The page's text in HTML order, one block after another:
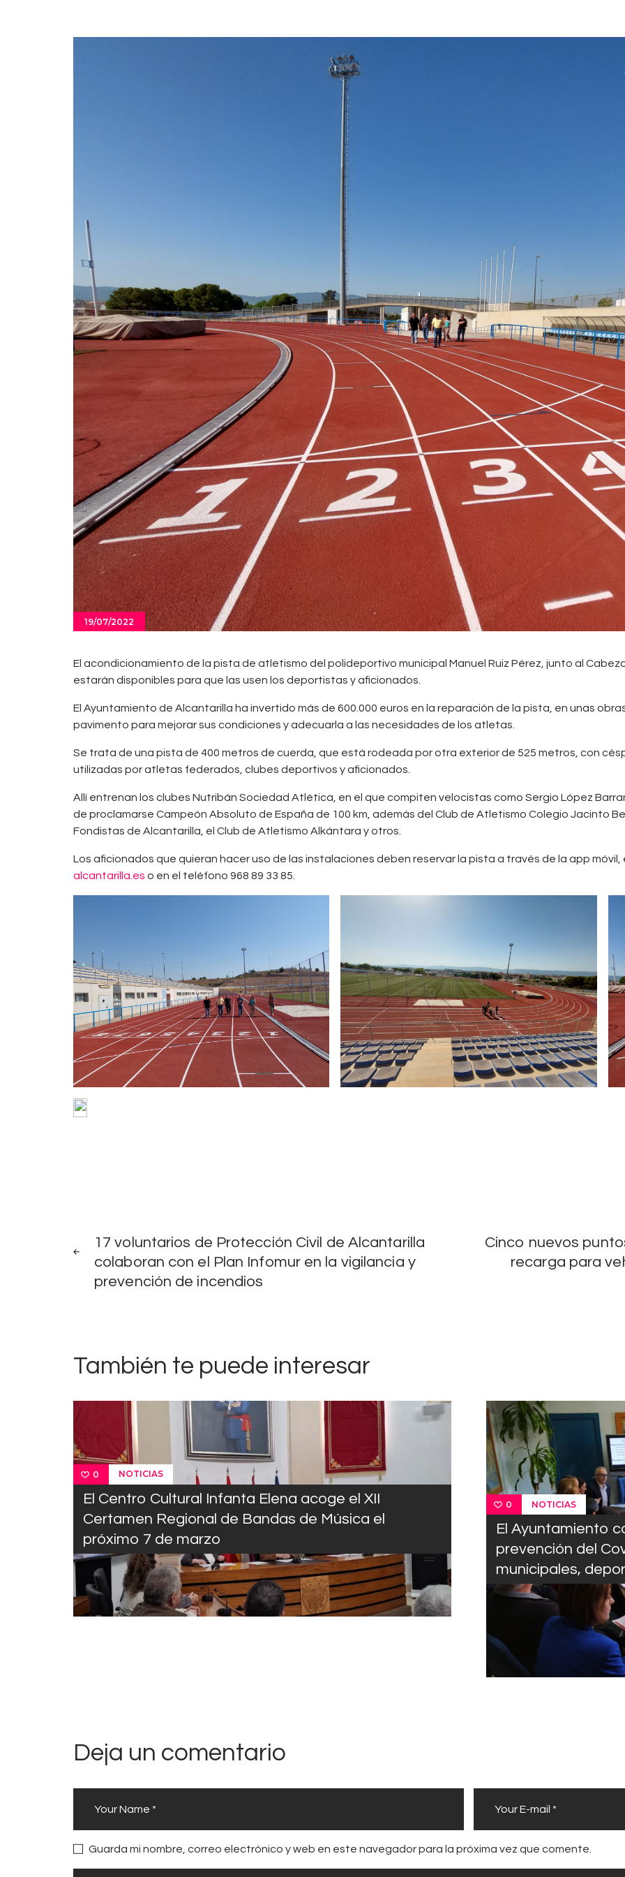
19/07/2022
El acondicionamiento de la pista de atletismo del polideportivo municipal Manuel Ruiz Pérez, junto al
estarán disponibles para que las usen los deportistas y aficionados.
El Ayuntamiento de Alcantarilla ha invertido más de 600.000 euros en la reparación de la pista, en unas
pavimento para mejorar sus condiciones y adecuarla a las necesidades de los atletas.
Se trata de una pista de 400 metros de cuerda, que está rodeada por otra exterior de 525 metros, con
utilizadas por atletas federados, clubes deportivos y aficionados.
Allí entrenan los clubes Nutribán Sociedad Atlética, en el que compiten velocistas como Sergio López
de proclamarse Campeón Absoluto de España de 100 km, además del Club de Atletismo Colegio Jacinto
Fondistas de Alcantarilla, el Club de Atletismo Alkántara y otros.
Los aficionados que quieran hacer uso de las instalaciones deben reservar la pista a través de la app
alcantarilla.es o en el teléfono 968 89 33 85.
Navegación
de
entradas
ANTERIORES
17 voluntarios de Protección Civil de Alcantarilla
colaboran con el Plan Infomur en la vigilancia y
prevención de incendios
Cinco nuevos
recarga para
También te puede interesar
0 NOTICIAS
El Centro Cultural Infanta Elena acoge el XII
Certamen Regional de Bandas de Música el
próximo 7 de marzo
0 NOTICIAS
El Ayuntamiento
prevención del
municipales,
Deja un comentario
Guarda mi nombre, correo electrónico y web en este navegador para la próxima vez que comente.